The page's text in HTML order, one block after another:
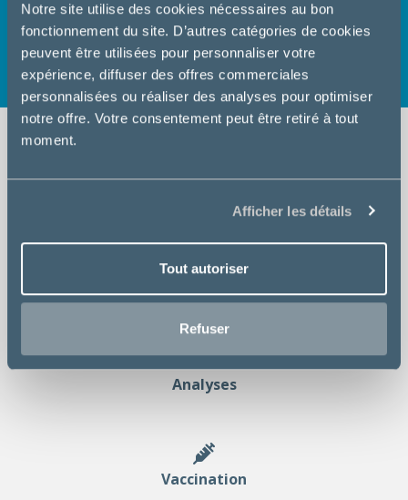
Notre site utilise des cookies nécessaires au bon
fonctionnement du site. D’autres catégories de cookies
peuvent être utilisées pour personnaliser votre
expérience, diffuser des offres commerciales
personnalisées ou réaliser des analyses pour optimiser
notre offre. Votre consentement peut être retiré à tout
moment.
Afficher les détails
Tout autoriser
Refuser
Nous vous souhaitons une bonne visite sur notre site.
N'hésitez pas à découvrir nos services en détail et à
consulter nos fiches conseils santé.
Chirurgie
Analyses
Vaccination